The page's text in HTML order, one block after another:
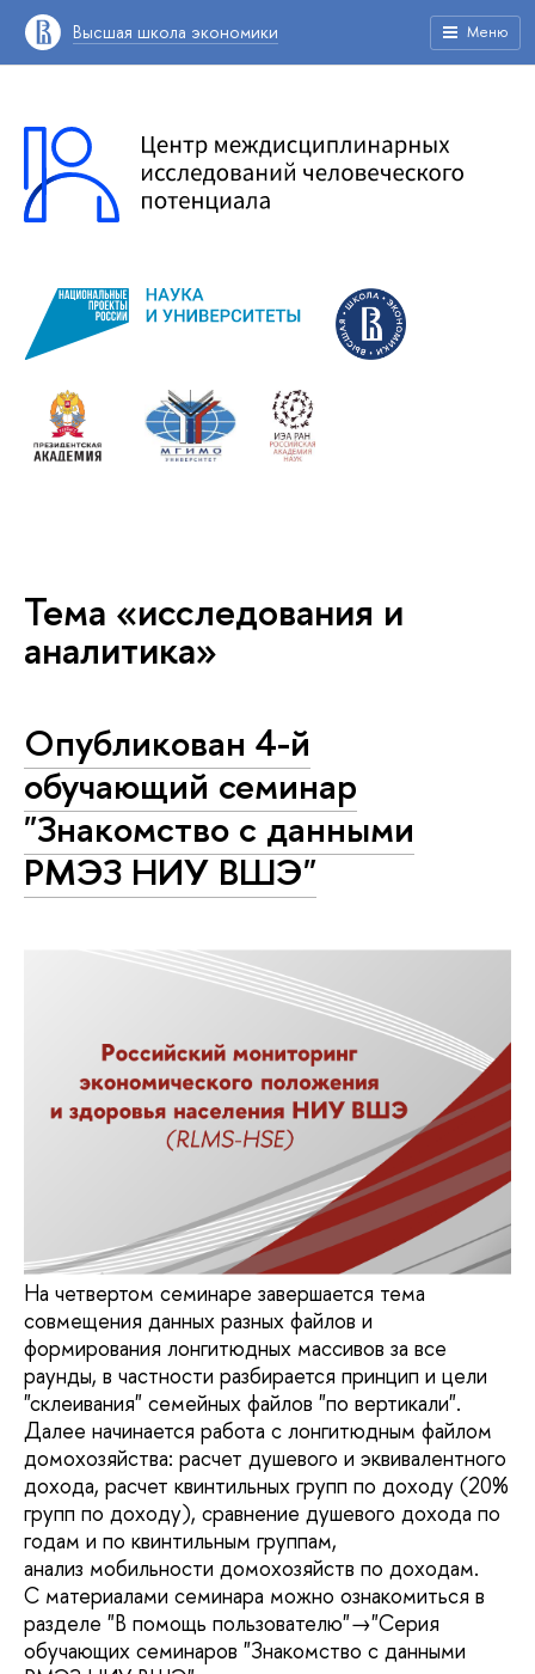
Высшая школа экономики Меню
Тема «исследования и
аналитика»
Опубликован 4-й
обучающий семинар
"Знакомство с данными
РМЭЗ НИУ ВШЭ"
На четвертом семинаре завершается тема
совмещения данных разных файлов и
формирования лонгитюдных массивов за все
раунды, в частности разбирается принцип и цели
"склеивания" семейных файлов "по вертикали".
Далее начинается работа с лонгитюдным файлом
домохозяйства: расчет душевого и эквивалентного
дохода, расчет квинтильных групп по доходу (20%
групп по доходу), сравнение душевого дохода по
годам и по квинтильным группам,
анализ мобильности домохозяйств по доходам.
С материалами семинара можно ознакомиться в
разделе "В помощь пользователю"→"Серия
обучающих семинаров "Знакомство с данными